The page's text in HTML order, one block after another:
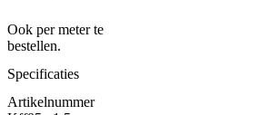
Ook per meter te
bestellen.
Specificaties
Artikelnummer